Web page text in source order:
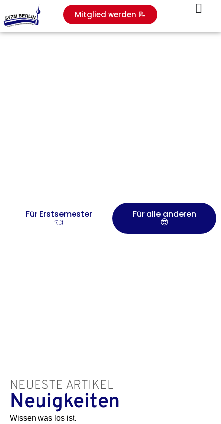
Mitglied werden 📝
Für Erstsemester
👈
Für alle anderen
😎
NEUESTE ARTIKEL
Neuigkeiten
Wissen was los ist.